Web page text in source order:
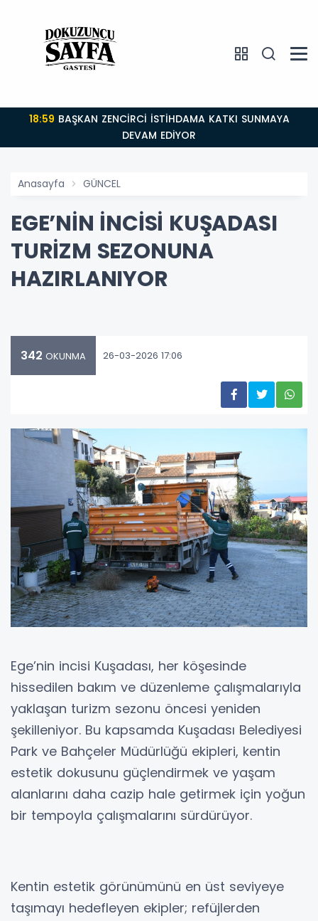
18:59
DEVAM EDİYOR
Anasayfa GÜNCEL
EGE’NİN İNCİSİ KUŞADASI
TURİZM SEZONUNA
HAZIRLANIYOR
342 OKUNMA 26-03-2026 17:06
Ege’nin incisi Kuşadası, her köşesinde
hissedilen bakım ve düzenleme çalışmalarıyla
yaklaşan turizm sezonu öncesi yeniden
şekilleniyor. Bu kapsamda Kuşadası Belediyesi
Park ve Bahçeler Müdürlüğü ekipleri, kentin
estetik dokusunu güçlendirmek ve yaşam
alanlarını daha cazip hale getirmek için yoğun
bir tempoyla çalışmalarını sürdürüyor.
Kentin estetik görünümünü en üst seviyeye
taşımayı hedefleyen ekipler; refüjlerden